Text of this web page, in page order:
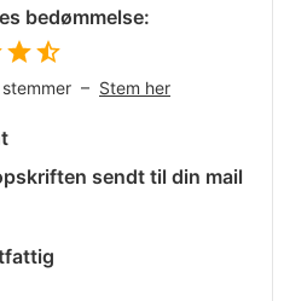
bedømmelse:
stemmer – Stem her
sendt til din mail